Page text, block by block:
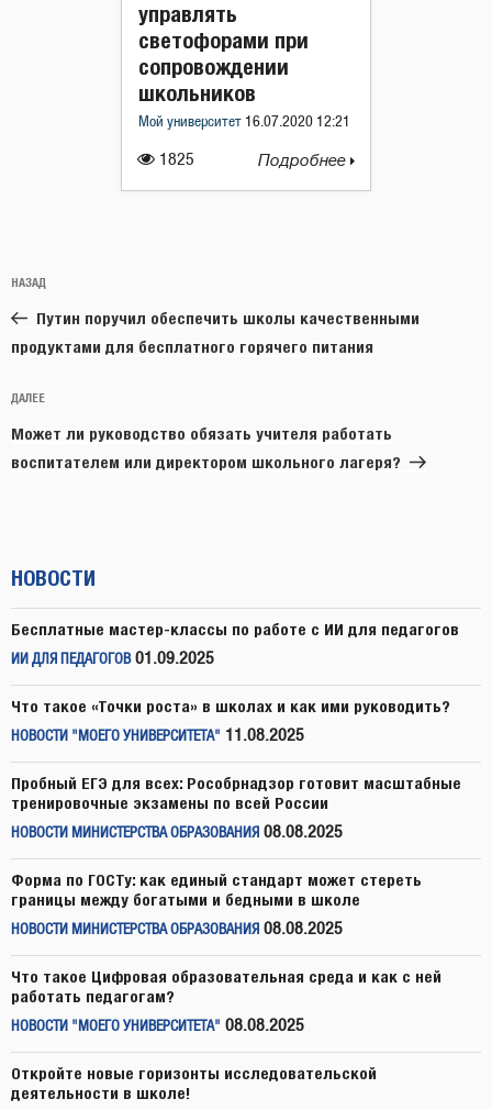
1825
управлять
светофорами при
сопровождении
школьников
Мой университет 16.07.2020 12:21
Подробнее
по
записям
Предыдущая
запись:
НАЗАД
Путин поручил обеспечить школы качественными
продуктами для бесплатного горячего питания
Следующая
запись
ДАЛЕЕ
Может ли руководство обязать учителя работать
воспитателем или директором школьного лагеря?
НОВОСТИ
Бесплатные мастер-классы по работе с ИИ для педагогов
ИИ ДЛЯ ПЕДАГОГОВ 01.09.2025
Что такое «Точки роста» в школах и как ими руководить?
НОВОСТИ "МОЕГО УНИВЕРСИТЕТА" 11.08.2025
Пробный ЕГЭ для всех: Рособрнадзор готовит масштабные
тренировочные экзамены по всей России
НОВОСТИ МИНИСТЕРСТВА ОБРАЗОВАНИЯ 08.08.2025
Форма по ГОСТу: как единый стандарт может стереть
границы между богатыми и бедными в школе
НОВОСТИ МИНИСТЕРСТВА ОБРАЗОВАНИЯ 08.08.2025
Что такое Цифровая образовательная среда и как с ней
работать педагогам?
НОВОСТИ "МОЕГО УНИВЕРСИТЕТА" 08.08.2025
Откройте новые горизонты исследовательской
деятельности в школе!